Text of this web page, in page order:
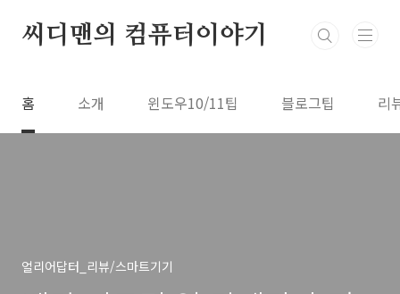
씨디맨의 컴퓨터이야기
홈 소개 윈도우10/11팁 블로그팁 리
얼리어답터_리뷰/스마트기기